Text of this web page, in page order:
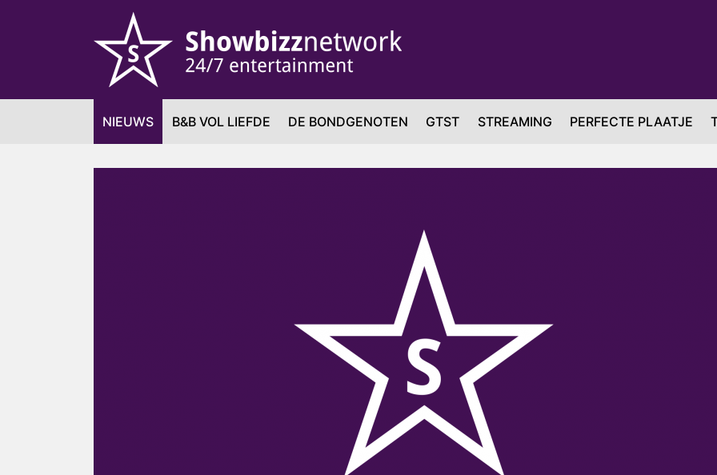
NIEUWS B&B VOL LIEFDE DE BONDGENOTEN GTST STREAMING PERFECTE PLAATJE